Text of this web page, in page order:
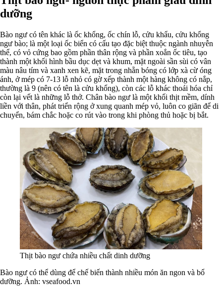
dưỡng
Bào ngư có tên khác là ốc khổng, ốc chín lỗ, cửu khẩu, cửu khổng
ngư bào; là một loại ốc biển có cấu tạo đặc biệt thuộc ngành nhuyễn
thể, có vỏ cứng bao gồm phần thân rộng và phần xoắn ốc tiêu, tạo
thành một khối hình bầu dục dẹt và khum, mặt ngoài sần sùi có vân
màu nâu tím và xanh xen kẽ, mặt trong nhẵn bóng có lớp xà cừ óng
ánh, ở mép có 7-13 lỗ nhỏ có gờ xếp thành một hàng không có nắp,
thường là 9 (nên có tên là cửu khổng), còn các lỗ khác thoái hóa chỉ
còn lại vết là những lỗ thở. Chân bào ngư là một khối thịt mềm, dính
liền với thân, phát triển rộng ở xung quanh mép vỏ, luôn co giãn để di
chuyển, bám chắc hoặc co rút vào trong khi phòng thủ hoặc bị bắt.
Thịt bào ngư chứa nhiều chất dinh dưỡng
Bào ngư có thể dùng để chế biến thành nhiều món ăn ngon và bổ
dưỡng. Ảnh: vseafood.vn